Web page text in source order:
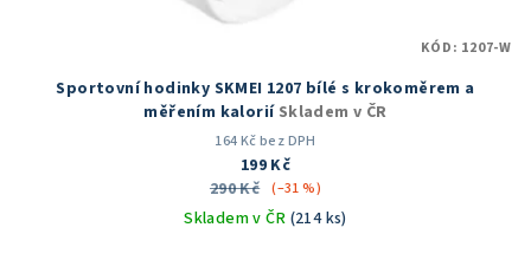
Sportovní hodinky SKMEI 1207 bílé s krokoměrem a
měřením kalorií Skladem v ČR
164 Kč bez DPH
199 Kč
290 Kč (–31 %)
Skladem v ČR (214 ks)
KÓD: 1207-W